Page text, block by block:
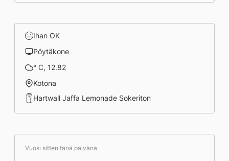
Ihan OK
Pöytäkone
° C, 12.82
Kotona
Hartwall Jaffa Lemonade Sokeriton
Vuosi sitten tänä päivänä